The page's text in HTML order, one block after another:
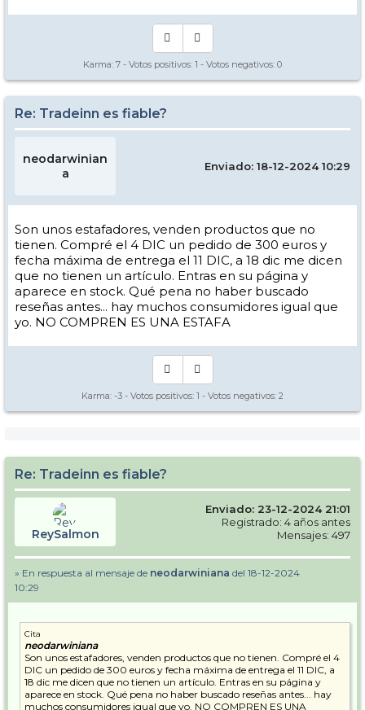
Karma: 7 - Votos positivos: 1 - Votos negativos: 0
Re: Tradeinn es fiable?
neodarwinian
a
Enviado: 18-12-2024 10:29
Son unos estafadores, venden productos que no
tienen. Compré el 4 DIC un pedido de 300 euros y
fecha máxima de entrega el 11 DIC, a 18 dic me dicen
que no tienen un artículo. Entras en su página y
aparece en stock. Qué pena no haber buscado
reseñas antes... hay muchos consumidores igual que
yo. NO COMPREN ES UNA ESTAFA
Karma: -3 - Votos positivos: 1 - Votos negativos: 2
Re: Tradeinn es fiable?
ReySalmon
Enviado: 23-12-2024 21:01
Registrado: 4 años antes
Mensajes: 497
» En respuesta al mensaje de neodarwiniana del 18-12-2024
10:29
Cita
neodarwiniana
Son unos estafadores, venden productos que no tienen. Compré el 4
DIC un pedido de 300 euros y fecha máxima de entrega el 11 DIC, a
18 dic me dicen que no tienen un artículo. Entras en su página y
aparece en stock. Qué pena no haber buscado reseñas antes... hay
muchos consumidores igual que yo. NO COMPREN ES UNA